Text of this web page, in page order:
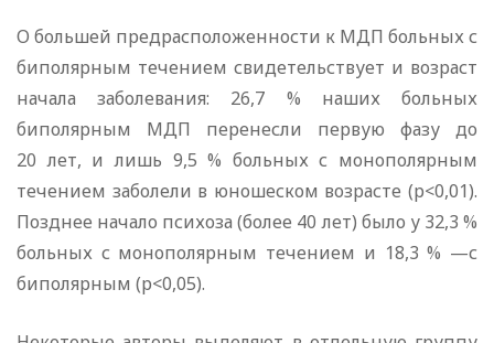
О большей предрасположенности к МДП больных с
биполярным течением свидетельствует и возраст
начала заболевания: 26,7 % наших больных
биполярным МДП перенесли первую фазу до
20 лет, и лишь 9,5 % больных с монополярным
течением заболели в юношеском возрасте (р<0,01).
Позднее начало психоза (более 40 лет) было у 32,3 %
больных с монополярным течением и 18,3 % —с
биполярным (р<0,05).